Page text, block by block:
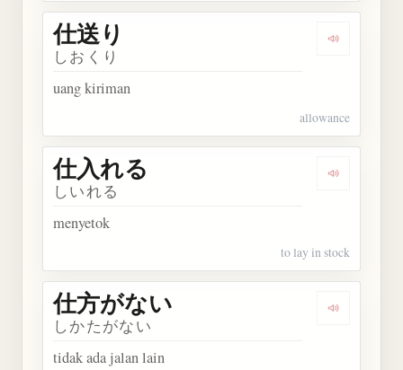
Dengarkan
仕送り
しおくり
uang kiriman
allowance
Dengarkan
仕入れる
しいれる
menyetok
to lay in stock
Dengarkan
仕方がない
しかたがない
tidak ada jalan lain